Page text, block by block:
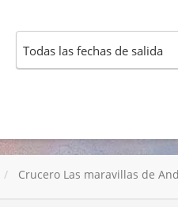
Crucero Las maravillas de